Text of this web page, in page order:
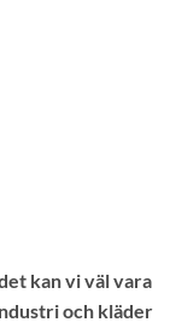
kan vi väl vara
och kläder